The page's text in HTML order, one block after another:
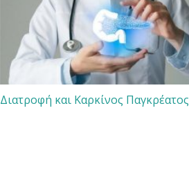
Διατροφή και Καρκίνος Παγκρέατος